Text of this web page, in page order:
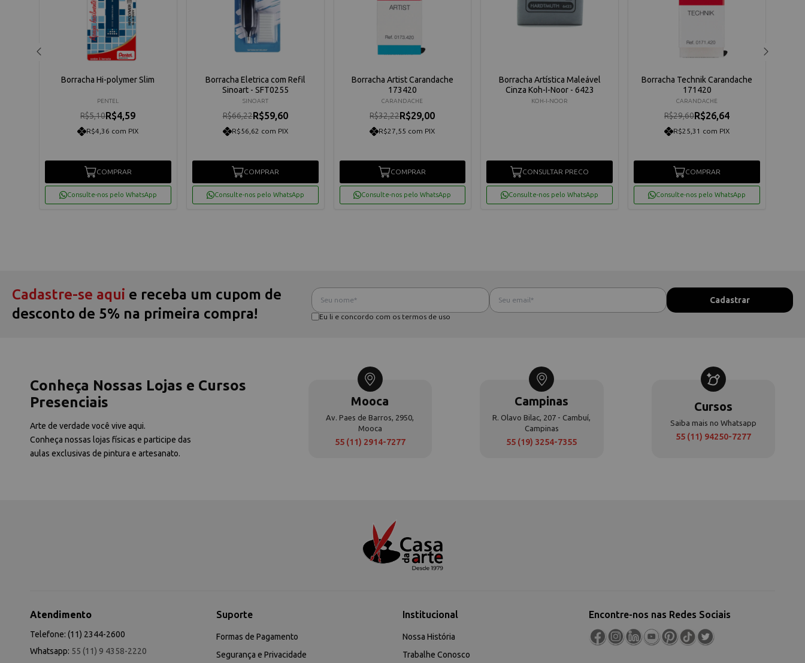
Borracha Hi-polymer Slim
PENTEL
R$5,10R$4,59
R$4,36 com PIX
COMPRAR
Consulte-nos pelo WhatsApp
Borracha Eletrica com Refil
Sinoart - SFT0255
SINOART
R$66,22R$59,60
R$56,62 com PIX
COMPRAR
Consulte-nos pelo WhatsApp
Borracha Artist Carandache
173420
CARANDACHE
R$32,22R$29,00
R$27,55 com PIX
COMPRAR
Consulte-nos pelo WhatsApp
Borracha Artística Maleável
Cinza Koh-I-Noor - 6423
KOH-I-NOOR
CONSULTAR PRECO
Consulte-nos pelo WhatsApp
Borracha Technik Carandache
171420
CARANDACHE
R$29,60R$26,64
R$25,31 com PIX
COMPRAR
Consulte-nos pelo WhatsApp
Cadastre-se aqui e receba um cupom de
desconto de 5% na primeira compra!
Eu li e concordo com os termos de uso
Conheça Nossas Lojas e Cursos
Presenciais
Arte de verdade você vive aqui.
Conheça nossas lojas físicas e participe das
aulas exclusivas de pintura e artesanato.
Mooca
Av. Paes de Barros, 2950,
Mooca
55 (11) 2914-7277
Campinas
R. Olavo Bilac, 207 - Cambuí,
Campinas
55 (19) 3254-7355
Cursos
Saiba mais no Whatsapp
55 (11) 94250-7277
Atendimento
Telefone: (11) 2344-2600
Whatsapp: 55 (11) 9 4358-2220
Suporte
Formas de Pagamento
Segurança e Privacidade
Institucional
Nossa História
Trabalhe Conosco
Encontre-nos nas Redes Sociais